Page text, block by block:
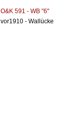
O&K 591 - WB "6"
vor1910 - Wallücke